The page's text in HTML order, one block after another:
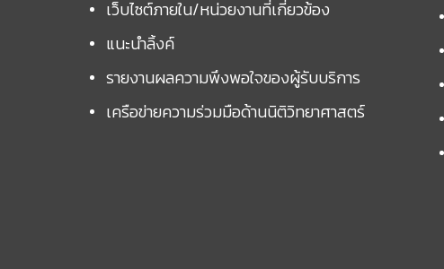
เว็บไซต์ภายใน/หน่วยงานที่เกี่ยวข้อง
แนะนำลิ้งค์
รายงานผลความพึงพอใจของผู้รับบริการ
เครือข่ายความร่วมมือด้านนิติวิทยาศาสตร์